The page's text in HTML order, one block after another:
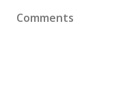
Comments